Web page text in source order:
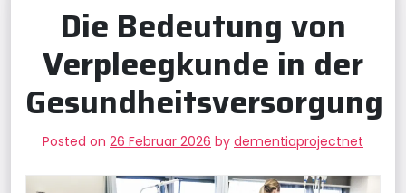
Die Bedeutung von
Verpleegkunde in der
Gesundheitsversorgung
Posted on 26 Februar 2026 by dementiaprojectnet